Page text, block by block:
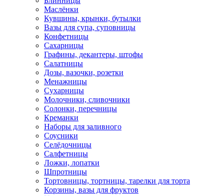
Маслёнки
Кувшины, крынки, бутылки
Вазы для супа, суповницы
Конфетницы
Сахарницы
Графины, декантеры, штофы
Салатницы
Дозы, вазочки, розетки
Менажницы
Сухарницы
Молочники, сливочники
Солонки, перечницы
Креманки
Наборы для заливного
Соусники
Селёдочницы
Салфетницы
Ложки, лопатки
Шпротницы
Тортовницы, тортницы, тарелки для торта
Корзины, вазы для фруктов